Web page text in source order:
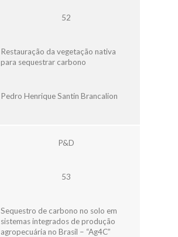
52
Restauração da vegetação nativa
para sequestrar carbono
Pedro Henrique Santin Brancalion
P&D
53
Sequestro de carbono no solo em
sistemas integrados de produção
agropecuária no Brasil – “Ag4C”